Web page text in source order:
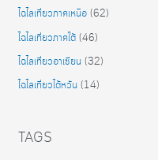
ไฉไลเที่ยวภาคเหนือ (62)
ไฉไลเที่ยวภาคใต้ (46)
ไฉไลเที่ยวอาเซียน (32)
ไฉไลเที่ยวไต้หวัน (14)
TAGS